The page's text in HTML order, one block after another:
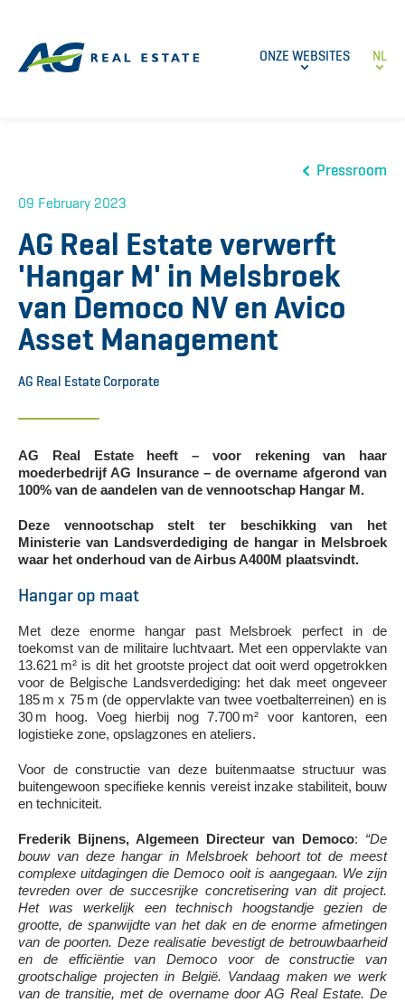
ONZE WEBSITES NL
Pressroom
09 February 2023
AG Real Estate verwerft
'Hangar M' in Melsbroek
van Democo NV en Avico
Asset Management
AG Real Estate Corporate
AG Real Estate heeft – voor rekening van haar
moederbedrijf AG Insurance – de overname afgerond van
100% van de aandelen van de vennootschap Hangar M.
Deze vennootschap stelt ter beschikking van het
Ministerie van Landsverdediging de hangar in Melsbroek
waar het onderhoud van de Airbus A400M plaatsvindt.
Hangar op maat
Met deze enorme hangar past Melsbroek perfect in de
toekomst van de militaire luchtvaart. Met een oppervlakte van
13.621 m² is dit het grootste project dat ooit werd opgetrokken
voor de Belgische Landsverdediging: het dak meet ongeveer
185 m x 75 m (de oppervlakte van twee voetbalterreinen) en is
30 m hoog. Voeg hierbij nog 7.700 m² voor kantoren, een
logistieke zone, opslagzones en ateliers.
Voor de constructie van deze buitenmaatse structuur was
buitengewoon specifieke kennis vereist inzake stabiliteit, bouw
en techniciteit.
Frederik Bijnens, Algemeen Directeur van Democo: “De
bouw van deze hangar in Melsbroek behoort tot de meest
complexe uitdagingen die Democo ooit is aangegaan. We zijn
tevreden over de succesrijke concretisering van dit project.
Het was werkelijk een technisch hoogstandje gezien de
grootte, de spanwijdte van het dak en de enorme afmetingen
van de poorten. Deze realisatie bevestigt de betrouwbaarheid
en de efficiëntie van Democo voor de constructie van
grootschalige projecten in België. Vandaag maken we werk
van de transitie, met de overname door AG Real Estate. De